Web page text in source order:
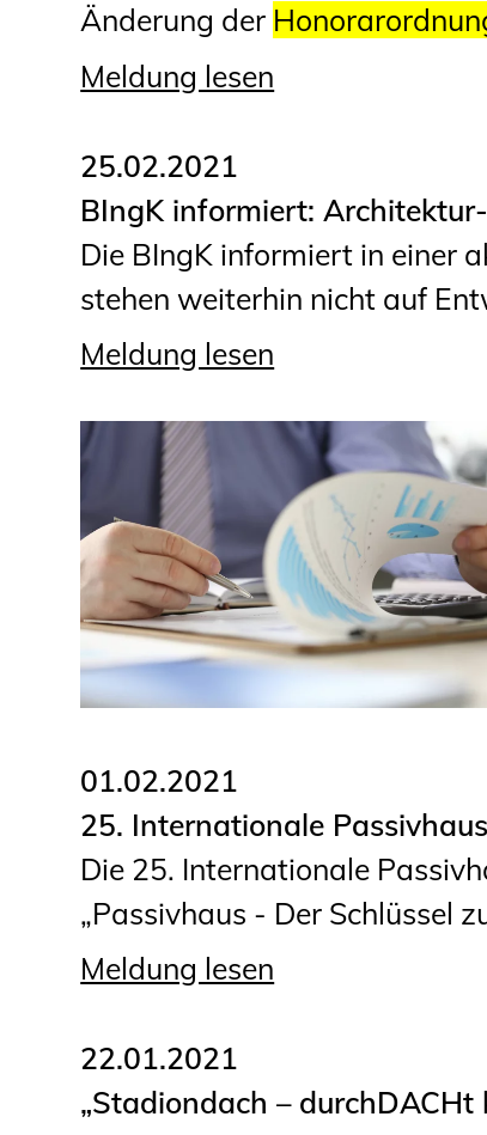
Änderung der
Meldung lesen
25.02.2021
BIngK informiert:
Die BIngK informiert in einer
stehen weiterhin nicht auf
Meldung lesen
01.02.2021
25. Internationale
Die 25. Internationale
„Passivhaus - Der Schlüssel
Meldung lesen
22.01.2021
„Stadiondach –